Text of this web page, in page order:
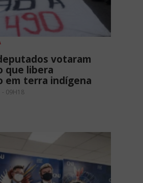
votaram
que libera
em terra indígena
- 09H18